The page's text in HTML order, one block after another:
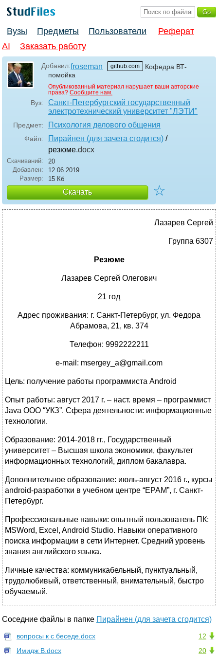
Вузы Предметы Пользователи
Реферат
AI
Заказать работу
Добавил:froseman github.com
Кофедра ВТ-
помойка
Опубликованный материал нарушает ваши авторские
права? Сообщите нам.
Вуз:
Санкт-Петербургский государственный
электротехнический университет "ЛЭТИ"
Предмет: Психология делового общения
Файл: Пирайнен (для зачета сгодится) /
резюме.docx
Скачиваний:
20
Добавлен:
12.06.2019
Размер:
15 Кб
Скачать ☆
Лазарев Сергей
Группа 6307
Резюме
Лазарев Сергей Олегович
21 год
Адрес проживания: г. Санкт-Петербург, ул. Федора
Абрамова, 21, кв. 374
Телефон: 9992222211
e-mail: msergey_a@gmail.com
Цель: получение работы программиста Android
Опыт работы: август 2017 г. – наст. время – программист
Java ООО “УКЗ”. Сфера деятельности: информационные
технологии.
Образование: 2014-2018 гг., Государственный
университет – Высшая школа экономики, факультет
информационных технологий, диплом бакалавра.
Дополнительное образование: июль-август 2016 г., курсы
android-разработки в учебном центре “EPAM”, г. Санкт-
Петербург.
Профессиональные навыки: опытный пользователь ПК:
MSWord, Excel, Android Studio. Навыки оперативного
поиска информации в сети Интернет. Средний уровень
знания английского языка.
Личные качества: коммуникабельный, пунктуальный,
трудолюбивый, ответственный, внимательный, быстро
обучаемый.
Соседние файлы в папке Пирайнен (для зачета сгодится)
12
вопросы к с беседе.docx
20
Имидж В.docx